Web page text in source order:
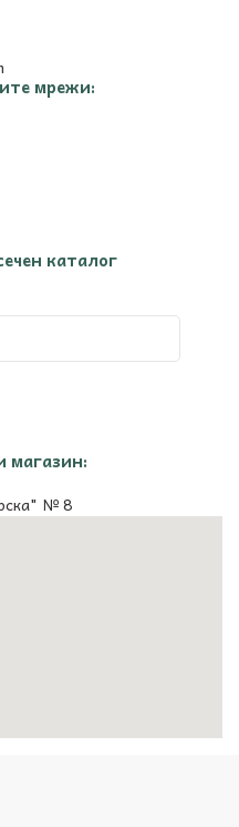
мрежи:
каталог
магазин:
№ 8